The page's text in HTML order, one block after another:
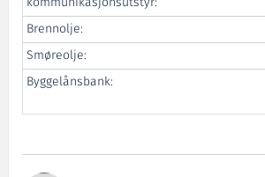
Brennolje:
Smøreolje:
Byggelånsbank: